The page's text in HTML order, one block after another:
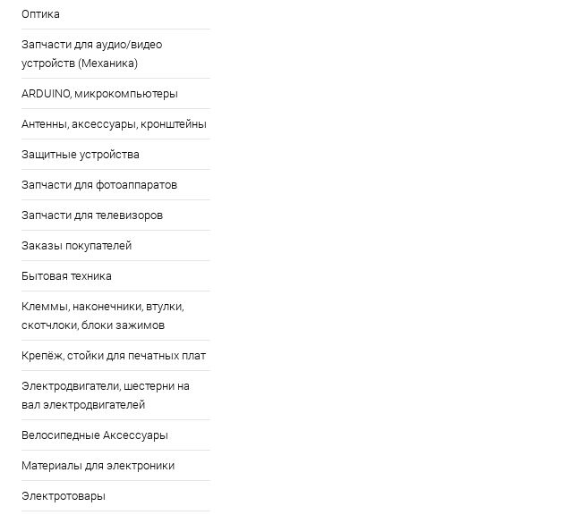
Оптика
Запчасти для аудио/видео
устройств (Механика)
ARDUINO, микрокомпьютеры
Антенны, аксессуары, кронштейны
Защитные устройства
Запчасти для фотоаппаратов
Запчасти для телевизоров
Заказы покупателей
Бытовая техника
Клеммы, наконечники, втулки,
скотчлоки, блоки зажимов
Крепёж, стойки для печатных плат
Электродвигатели, шестерни на
вал электродвигателей
Велосипедные Аксессуары
Материалы для электроники
Электротовары